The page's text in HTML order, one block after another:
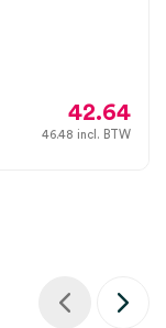
42.64
46.48 incl. BTW